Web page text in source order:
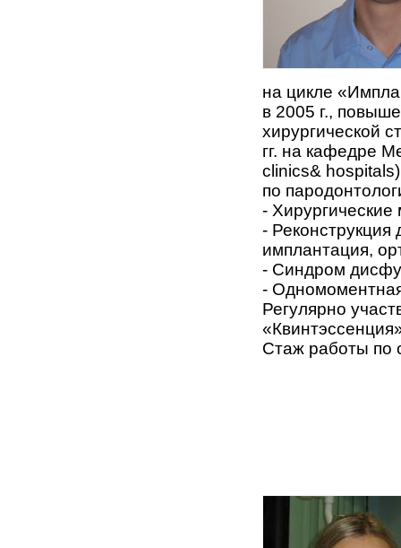
на цикле
в 2005 г.,
хирургической
гг. на кафедре
clinics&
по
- Хирургические
-
имплантация,
- Синдром
-
Регулярно
Стаж работы по